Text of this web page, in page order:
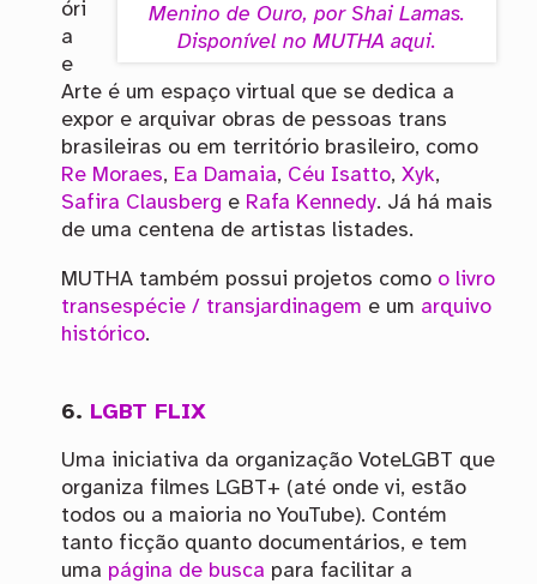
Menino de Ouro, por Shai Lamas.
Disponível no MUTHA aqui.
óri
a
e
Arte é um espaço virtual que se dedica a
expor e arquivar obras de pessoas trans
brasileiras ou em território brasileiro, como
Re Moraes, Ea Damaia, Céu Isatto, Xyk,
Safira Clausberg e Rafa Kennedy. Já há mais
de uma centena de artistas listades.
MUTHA também possui projetos como o livro
transespécie / transjardinagem e um arquivo
histórico.
6. LGBT FLIX
Uma iniciativa da organização VoteLGBT que
organiza filmes LGBT+ (até onde vi, estão
todos ou a maioria no YouTube). Contém
tanto ficção quanto documentários, e tem
uma página de busca para facilitar a